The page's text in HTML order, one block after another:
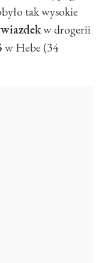
tak wysokie
w drogerii
w Hebe (34